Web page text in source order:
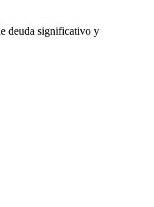
deuda significativo y